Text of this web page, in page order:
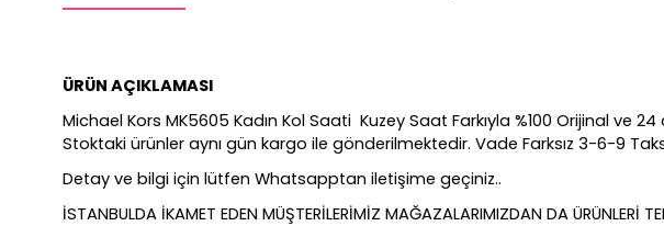
ÜRÜN AÇIKLAMASI
Michael Kors MK5605 Kadın Kol Saati Kuzey Saat Farkıyla %100 Orijinal ve
Stoktaki ürünler aynı gün kargo ile gönderilmektedir. Vade Farksız 3-6-9
Detay ve bilgi için lütfen Whatsapptan iletişime geçiniz..
İSTANBULDA İKAMET EDEN MÜŞTERİLERİMİZ MAĞAZALARIMIZDAN DA ÜRÜNLERİ